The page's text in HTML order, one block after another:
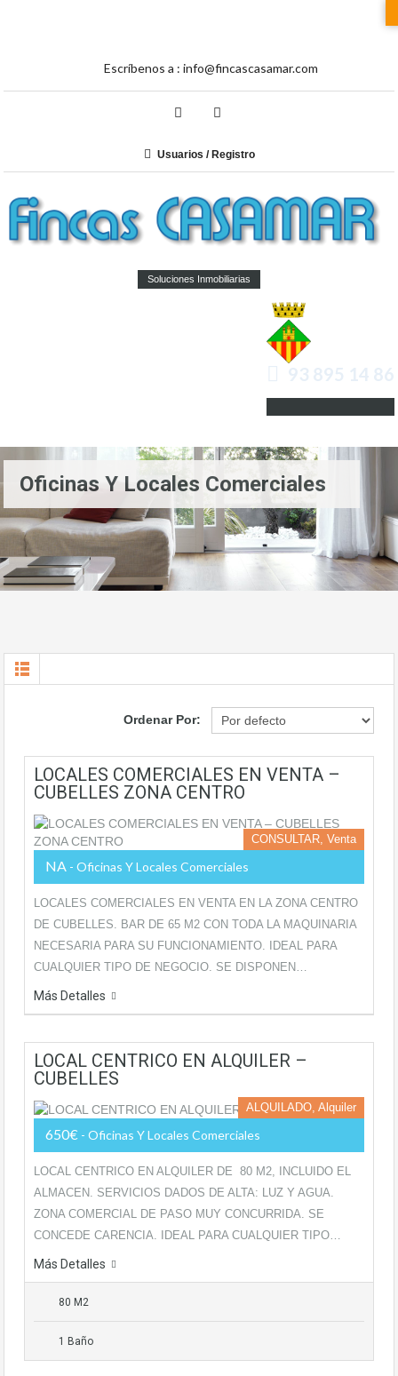
Escríbenos a : info@fincascasamar.com
Usuarios / Registro
Soluciones Inmobiliarias
93 895 14 86
Oficinas Y Locales Comerciales
Ordenar Por:
LOCALES COMERCIALES EN VENTA –
CUBELLES ZONA CENTRO
CONSULTAR, Venta
NA - Oficinas Y Locales Comerciales
LOCALES COMERCIALES EN VENTA EN LA ZONA CENTRO
DE CUBELLES. BAR DE 65 M2 CON TODA LA MAQUINARIA
NECESARIA PARA SU FUNCIONAMIENTO. IDEAL PARA
CUALQUIER TIPO DE NEGOCIO. SE DISPONEN…
Más Detalles
LOCAL CENTRICO EN ALQUILER –
CUBELLES
ALQUILADO, Alquiler
650€ - Oficinas Y Locales Comerciales
LOCAL CENTRICO EN ALQUILER DE 80 M2, INCLUIDO EL
ALMACEN. SERVICIOS DADOS DE ALTA: LUZ Y AGUA.
ZONA COMERCIAL DE PASO MUY CONCURRIDA. SE
CONCEDE CARENCIA. IDEAL PARA CUALQUIER TIPO…
Más Detalles
80 M2
1 Baño